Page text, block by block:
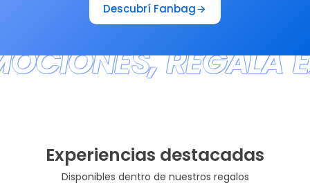
Descubrí Fanbag
REGALÁ
Experiencias destacadas
Disponibles dentro de nuestros regalos